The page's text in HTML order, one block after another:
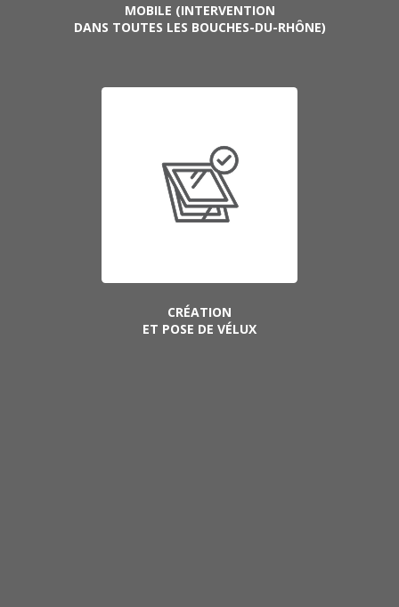
MOBILE (INTERVENTION
DANS TOUTES LES BOUCHES-DU-RHÔNE)
CRÉATION
ET POSE DE VÉLUX